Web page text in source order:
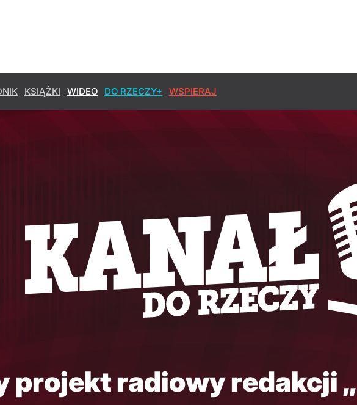
KSIĄŻKI WIDEO DO RZECZY+ WSPIERAJ
projekt radiowy redakcji